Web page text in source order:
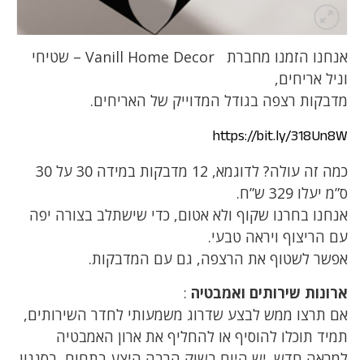
אנחנו הזמנו מחברת Vanill Home Decor – שטיחי
וניל אריחים,
מדבקות רצפה בגודל המדוייק של האריחים.
https://bit.ly/318Un8W
כמה זה עולה? לדוגמא, 12 מדבקות במידה 30 על 30
ס”מ יעלו 329 ש”ח.
אנחנו בחרנו שקוף ולא אטום, כדי שישתלב בצורה יפה
עם הריצוף ויראה טבעי.
אפשר לשטוף את הרצפה, גם עם המדבקות.
ארונות שירותים ואמבטיה :
אם תרצו ממש לבצע שדרוג משמעותי לחדר השירותים,
תמיד תוכלו להוסיף או להחליף את ארון האמבטיה